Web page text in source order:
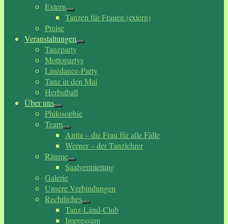
Extern
Tanzen für Frauen (extern)
Preise
Veranstaltungen
Tanzparty
Mottopartys
Linedance-Party
Tanz in den Mai
Herbstball
Über uns
Philosophie
Team
Anita – die Frau für alle Fälle
Werner – der Tanzlehrer
Räume
Saalvermietung
Galerie
Unsere Verbindungen
Rechtliches
Tanz-Länd-Club
Impressum